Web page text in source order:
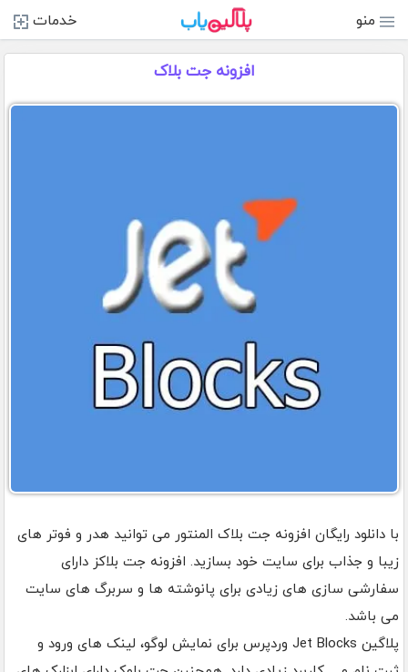
منو خدمات
افزونه جت بلاک
با دانلود رایگان افزونه جت بلاک المنتور می توانید هدر و فوتر های
زیبا و جذاب برای سایت خود بسازید. افزونه جت بلاکز دارای
سفارشی سازی های زیادی برای پانوشته ها و سربرگ های سایت
می باشد.
پلاگین Jet Blocks وردپرس برای نمایش لوگو، لینک های ورود و